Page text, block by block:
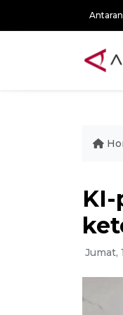
Jumat,